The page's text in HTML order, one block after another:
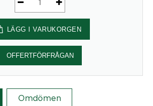
Bordslampa
LED
mängd
LÄGG I VARUKORGEN
OFFERTFÖRFRÅGAN
Omdömen